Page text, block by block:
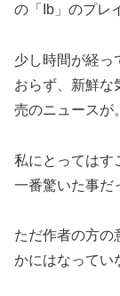
の「Ib」のプレ
少し時間が経っ
おらず、新鮮な
売のニュースが。
私にとってはす
一番驚いた事だ
ただ作者の方の
かにはなってい